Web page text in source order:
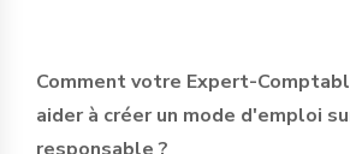
Comment votre Expert-
aider à créer un mode d'emploi